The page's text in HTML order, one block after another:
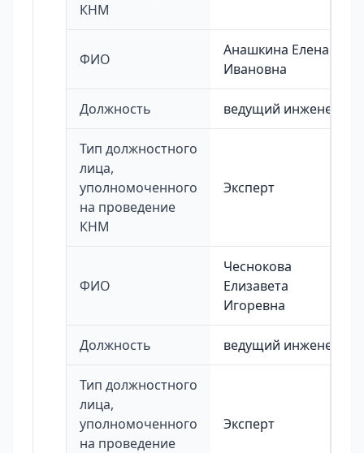
КНМ
ФИО
Анашкина Елена
Ивановна
Должность ведущий инженер
Тип должностного
лица,
уполномоченного
на проведение
КНМ
Эксперт
ФИО
Чеснокова
Елизавета
Игоревна
Должность ведущий инженер
Тип должностного
лица,
уполномоченного
на проведение
Эксперт